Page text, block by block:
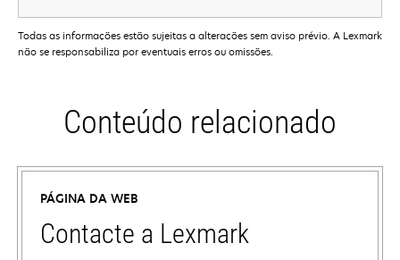
Todas as informações estão sujeitas a alterações sem aviso prévio. A Lexmark
não se responsabiliza por eventuais erros ou omissões.
Conteúdo relacionado
PÁGINA DA WEB
Contacte a Lexmark